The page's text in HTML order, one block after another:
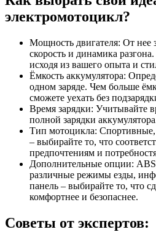
электромотоцикл?
Мощность двигателя: От нее
скорость и динамика
исходя из вашего опыта и
Ёмкость аккумулятора:
одном заряде. Чем больше
сможете уехать без
Время зарядки: Учитывайте
полной зарядки
Тип мотоцикла: Спортивные,
– выбирайте то, что
предпочтениям и
Дополнительные опции:
различные режимы езды,
панель – выбирайте то, что
комфортнее и безопаснее.
Советы от экспертов: